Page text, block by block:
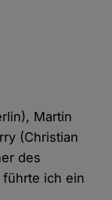
Martin
(Christian
des
ich ein